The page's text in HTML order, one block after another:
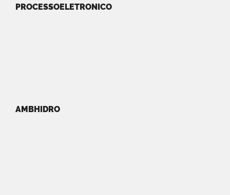
PROCESSOELETRONICO
AMBHIDRO